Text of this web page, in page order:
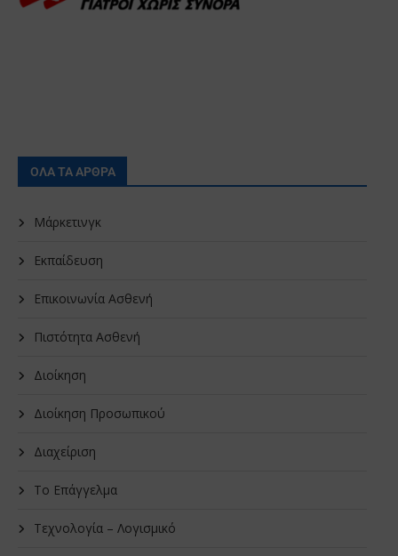
ΟΛΑ ΤΑ ΑΡΘΡΑ
Μάρκετινγκ
Εκπαίδευση
Επικοινωνία Ασθενή
Πιστότητα Ασθενή
Διοίκηση
Διοίκηση Προσωπικού
Διαχείριση
Το Επάγγελμα
Τεχνολογία – Λογισμικό